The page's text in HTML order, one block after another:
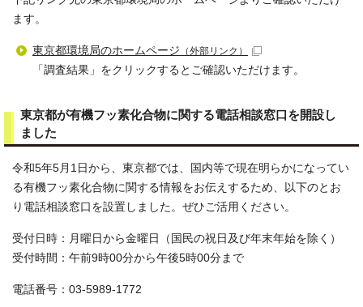
ます。
東京都環境局のホームページ （外部リンク）
「調査結果」をクリックするとご確認いただけます。
東京都が有機フッ素化合物に関する電話相談窓口を開設し
ました
令和5年5月1日から、東京都では、国内等で現在明らかになってい
る有機フッ素化合物に関する情報をお伝えするため、以下のとお
り電話相談窓口を設置しました。ぜひご活用ください。
受付日時：月曜日から金曜日（国民の祝日及び年末年始を除く）
受付時間：午前9時00分から午後5時00分まで
電話番号：03-5989-1772